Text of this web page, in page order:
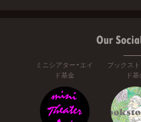
Our
ミニシアター・エイ
ド基金
ブックスト
ド